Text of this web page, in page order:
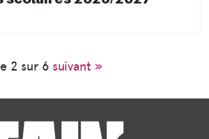
2 sur 6 suivant »